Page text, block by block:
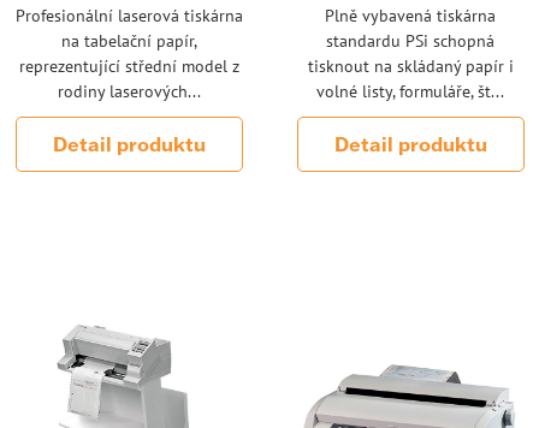
Profesionální laserová tiskárna
na tabelační papír,
reprezentující střední model z
rodiny laserových...
Detail produktu
Plně vybavená tiskárna
standardu PSi schopná
tisknout na skládaný papír i
volné listy, formuláře, št...
Detail produktu